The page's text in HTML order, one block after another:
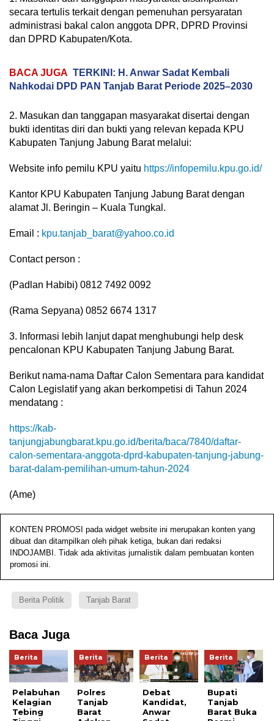
secara tertulis terkait dengan pemenuhan persyaratan
administrasi bakal calon anggota DPR, DPRD Provinsi
dan DPRD Kabupaten/Kota.
BACA JUGA TERKINI: H. Anwar Sadat Kembali
Nahkodai DPD PAN Tanjab Barat Periode 2025–2030
2. Masukan dan tanggapan masyarakat disertai dengan
bukti identitas diri dan bukti yang relevan kepada KPU
Kabupaten Tanjung Jabung Barat melalui:
Website info pemilu KPU yaitu https://infopemilu.kpu.go.id/
Kantor KPU Kabupaten Tanjung Jabung Barat dengan
alamat Jl. Beringin – Kuala Tungkal.
Email : kpu.tanjab_barat@yahoo.co.id
Contact person :
(Padlan Habibi) 0812 7492 0092
(Rama Sepyana) 0852 6674 1317
3. Informasi lebih lanjut dapat menghubungi help desk
pencalonan KPU Kabupaten Tanjung Jabung Barat.
Berikut nama-nama Daftar Calon Sementara para kandidat
Calon Legislatif yang akan berkompetisi di Tahun 2024
mendatang :
https://kab-
tanjungjabungbarat.kpu.go.id/berita/baca/7840/daftar-
calon-sementara-anggota-dprd-kabupaten-tanjung-jabung-
barat-dalam-pemilihan-umum-tahun-2024
(Ame)
KONTEN PROMOSI pada widget website ini merupakan konten yang
dibuat dan ditampilkan oleh pihak ketiga, bukan dari redaksi
INDOJAMBI. Tidak ada aktivitas jurnalistik dalam pembuatan konten
promosi ini.
Berita Politik Tanjab Barat
Baca Juga
Berita
Pelabuhan
Kelagian
Tebing
Berita
Polres
Tanjab
Barat
Berita
Debat
Kandidat,
Anwar
Berita
Bupati
Tanjab
Barat Buka